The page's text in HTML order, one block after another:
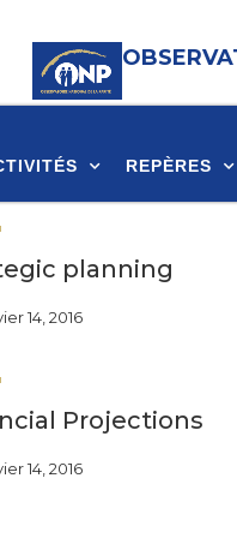
REPÈRES
planning
14, 2016
Projections
14, 2016